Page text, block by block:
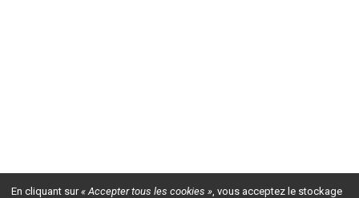
En cliquant sur« Accepter tous les cookies », vous acceptez le stockage